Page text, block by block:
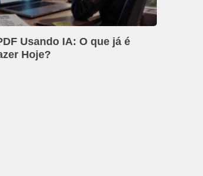
Usando IA: O que já é
Hoje?